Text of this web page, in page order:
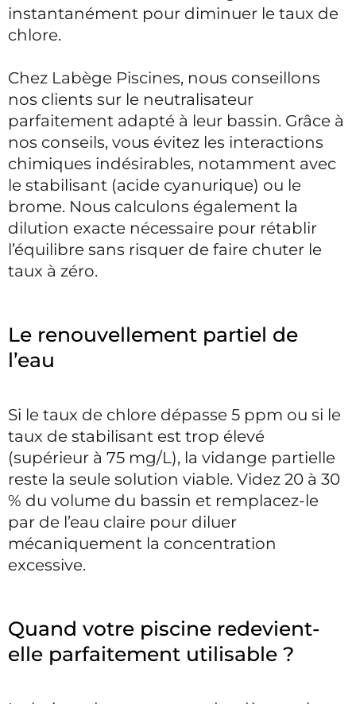
instantanément pour diminuer le taux de
chlore.
Chez Labège Piscines, nous conseillons
nos clients sur le neutralisateur
parfaitement adapté à leur bassin. Grâce à
nos conseils, vous évitez les interactions
chimiques indésirables, notamment avec
le stabilisant (acide cyanurique) ou le
brome. Nous calculons également la
dilution exacte nécessaire pour rétablir
l’équilibre sans risquer de faire chuter le
taux à zéro.
Le renouvellement partiel de
l’eau
Si le taux de chlore dépasse 5 ppm ou si le
taux de stabilisant est trop élevé
(supérieur à 75 mg/L), la vidange partielle
reste la seule solution viable. Videz 20 à 30
% du volume du bassin et remplacez-le
par de l’eau claire pour diluer
mécaniquement la concentration
excessive.
Quand votre piscine redevient-
elle parfaitement utilisable ?